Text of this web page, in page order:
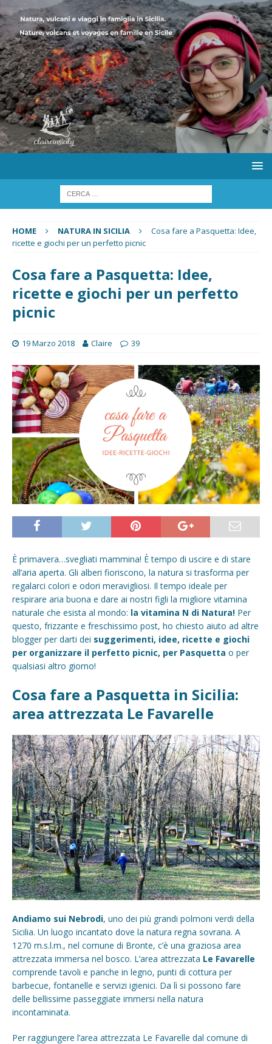
HOME NATURA IN SICILIA
Cosa fare a Pasquetta: Idee,
ricette e giochi per un perfetto picnic
Cosa fare a Pasquetta: Idee,
ricette e giochi per un perfetto
picnic
19 Marzo 2018 Claire 39
È primavera…svegliati mammina! È tempo di uscire e di stare
all’aria aperta. Gli alberi fioriscono, la natura si trasforma per
regalarci colori e odori meravigliosi. Il tempo ideale per
respirare aria buona e dare ai nostri figli la migliore vitamina
naturale che esista al mondo: la vitamina N di Natura! Per
questo, frizzante e freschissimo post, ho chiesto aiuto ad altre
blogger per darti dei suggerimenti, idee, ricette e giochi
per organizzare il perfetto picnic, per Pasquetta o per
qualsiasi altro giorno!
Cosa fare a Pasquetta in Sicilia:
area attrezzata Le Favarelle
Andiamo sui Nebrodi, uno dei più grandi polmoni verdi della
Sicilia. Un luogo incantato dove la natura regna sovrana. A
1270 m.s.l.m., nel comune di Bronte, c’è una graziosa area
attrezzata immersa nel bosco. L’area attrezzata Le Favarelle
comprende tavoli e panche in legno, punti di cottura per
barbecue, fontanelle e servizi igienici. Da lì si possono fare
delle bellissime passeggiate immersi nella natura
incontaminata.
Per raggiungere l’area attrezzata Le Favarelle dal comune di